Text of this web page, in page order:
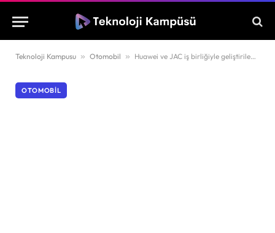
Teknoloji Kampusu » Otomobil » Huawei ve JAC iş birliğiyle geliştirilen Maextro S800 tanıtıldı
OTOMOBIL